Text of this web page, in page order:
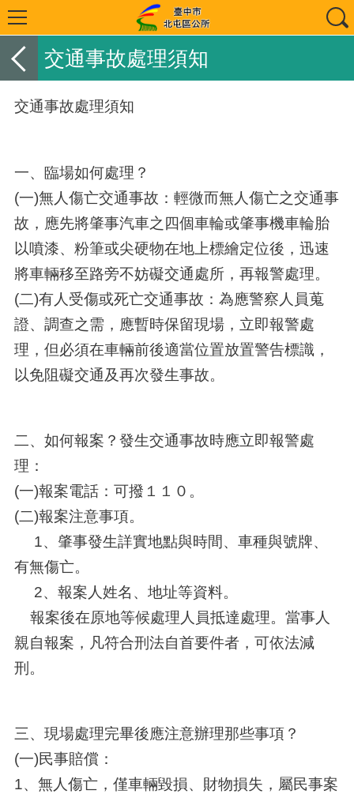
交通事故處理須知
交通事故處理須知
一、臨場如何處理？
(一)無人傷亡交通事故：輕微而無人傷亡之交通事
故，應先將肇事汽車之四個車輪或肇事機車輪胎
以噴漆、粉筆或尖硬物在地上標繪定位後，迅速
將車輛移至路旁不妨礙交通處所，再報警處理。
(二)有人受傷或死亡交通事故：為應警察人員蒐
證、調查之需，應暫時保留現場，立即報警處
理，但必須在車輛前後適當位置放置警告標識，
以免阻礙交通及再次發生事故。
二、如何報案？發生交通事故時應立即報警處
理：
(一)報案電話：可撥１１０。
(二)報案注意事項。
1、肇事發生詳實地點與時間、車種與號牌、
有無傷亡。
2、報案人姓名、地址等資料。
報案後在原地等候處理人員抵達處理。當事人
親自報案，凡符合刑法自首要件者，可依法減
刑。
三、現場處理完畢後應注意辦理那些事項？
(一)民事賠償：
1、無人傷亡，僅車輛毀損、財物損失，屬民事案